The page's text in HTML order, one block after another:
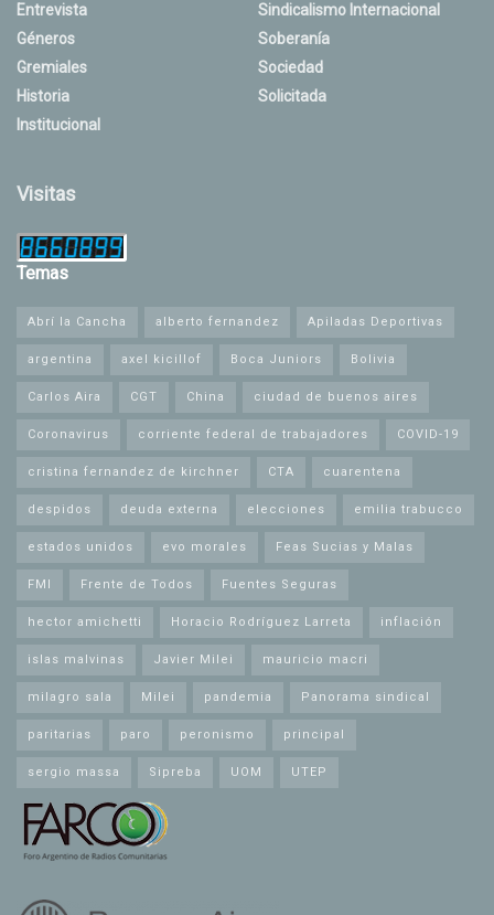
Entrevista
Géneros
Gremiales
Historia
Institucional
Sindicalismo Internacional
Soberanía
Sociedad
Solicitada
Visitas
Temas
Abrí la Cancha alberto fernandez Apiladas Deportivas
argentina axel kicillof Boca Juniors Bolivia
Carlos Aira CGT China ciudad de buenos aires
Coronavirus corriente federal de trabajadores COVID-19
cristina fernandez de kirchner CTA cuarentena
despidos deuda externa elecciones emilia trabucco
estados unidos evo morales Feas Sucias y Malas
FMI Frente de Todos Fuentes Seguras
hector amichetti Horacio Rodríguez Larreta inflación
islas malvinas Javier Milei mauricio macri
milagro sala Milei pandemia Panorama sindical
paritarias paro peronismo principal
sergio massa Sipreba UOM UTEP